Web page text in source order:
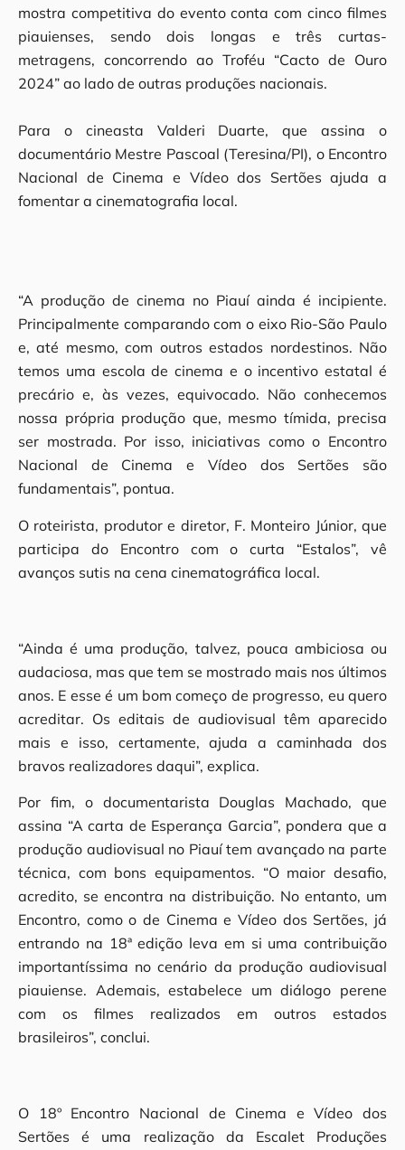
mostra competitiva do evento conta com cinco filmes
piauienses, sendo dois longas e três curtas-
metragens, concorrendo ao Troféu “Cacto de Ouro
2024” ao lado de outras produções nacionais.
Para o cineasta Valderi Duarte, que assina o
documentário Mestre Pascoal (Teresina/PI), o Encontro
Nacional de Cinema e Vídeo dos Sertões ajuda a
fomentar a cinematografia local.
“A produção de cinema no Piauí ainda é incipiente.
Principalmente comparando com o eixo Rio-São Paulo
e, até mesmo, com outros estados nordestinos. Não
temos uma escola de cinema e o incentivo estatal é
precário e, às vezes, equivocado. Não conhecemos
nossa própria produção que, mesmo tímida, precisa
ser mostrada. Por isso, iniciativas como o Encontro
Nacional de Cinema e Vídeo dos Sertões são
fundamentais”, pontua.
O roteirista, produtor e diretor, F. Monteiro Júnior, que
participa do Encontro com o curta “Estalos”, vê
avanços sutis na cena cinematográfica local.
“Ainda é uma produção, talvez, pouca ambiciosa ou
audaciosa, mas que tem se mostrado mais nos últimos
anos. E esse é um bom começo de progresso, eu quero
acreditar. Os editais de audiovisual têm aparecido
mais e isso, certamente, ajuda a caminhada dos
bravos realizadores daqui”, explica.
Por fim, o documentarista Douglas Machado, que
assina “A carta de Esperança Garcia”, pondera que a
produção audiovisual no Piauí tem avançado na parte
técnica, com bons equipamentos. “O maior desafio,
acredito, se encontra na distribuição. No entanto, um
Encontro, como o de Cinema e Vídeo dos Sertões, já
entrando na 18ª edição leva em si uma contribuição
importantíssima no cenário da produção audiovisual
piauiense. Ademais, estabelece um diálogo perene
com os filmes realizados em outros estados
brasileiros”, conclui.
O 18º Encontro Nacional de Cinema e Vídeo dos
Sertões é uma realização da Escalet Produções